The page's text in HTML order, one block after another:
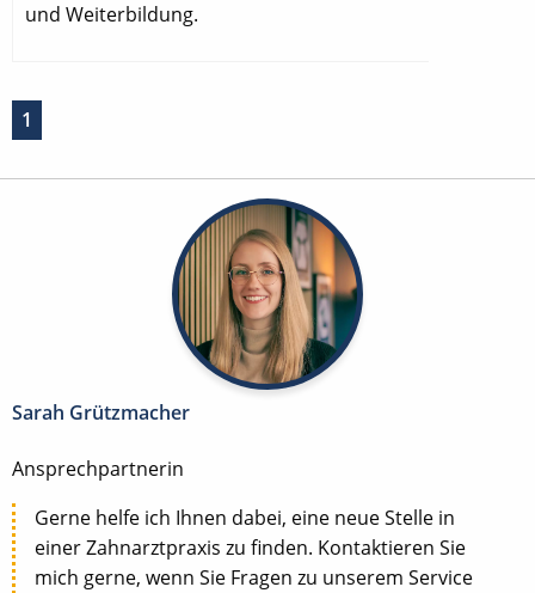
und Weiterbildung.
1
Sarah Grützmacher
Ansprechpartnerin
Gerne helfe ich Ihnen dabei, eine neue Stelle in
einer Zahnarztpraxis zu finden. Kontaktieren Sie
mich gerne, wenn Sie Fragen zu unserem Service